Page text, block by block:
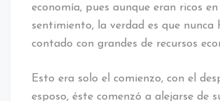
economía, pues aunque eran ricos en
sentimiento, la verdad es que nunca
contado con grandes de recursos
Esto era solo el comienzo, con el
esposo, éste comenzó a alejarse de